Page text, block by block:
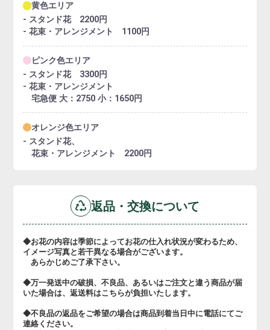
黄色エリア
- スタンド花 2200円
- 花束・アレンジメント 1100円
ピンク色エリア
- スタンド花 3300円
- 花束・アレンジメント
宅急便 大：2750 小：1650円
オレンジ色エリア
- スタンド花、
花束・アレンジメント 2200円
返品・交換について
◆お花の内容は季節によってお花の仕入れ状況が変わるため、
イメージ写真と若干異なる場合がございます。
あらかじめご了承下さい。
◆万一発送中の破損、不良品、あるいはご注文と違う商品が届
いた場合は、返送料はこちらが負担いたします。
◆不良品の返品をご希望の場合は商品到着当日中に電話にてご
連絡ください。